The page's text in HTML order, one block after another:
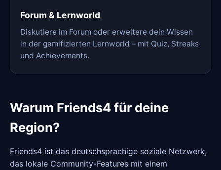
Forum & Lernworld
Diskutiere im Forum oder erweitere dein Wissen
in der gamifizierten Lernworld – mit Quiz, Streaks
und Achievements.
Warum Friends4 für deine
Region?
Friends4 ist das deutschsprachige soziale Netzwerk,
das lokale Community-Features mit einem